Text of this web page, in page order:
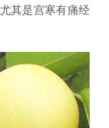
其是宫寒有痛经